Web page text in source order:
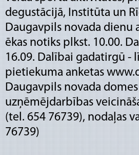
degustācijā, Institūta un
Daugavpils novada dienu
ēkas notiks plkst. 10.00.
16.09. Dalībai gadatirgū -
pietiekuma anketas
Daugavpils novada
uzņēmējdarbības
(tel. 654 76739), nodaļas
76739)